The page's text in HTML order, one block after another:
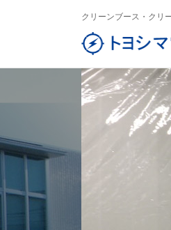
クリーンブース・クリ